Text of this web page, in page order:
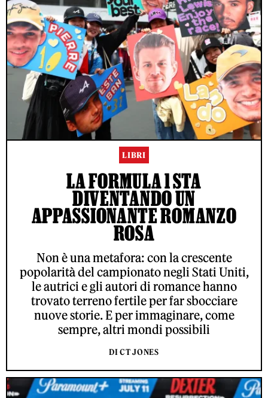
LIBRI
LA FORMULA 1 STA
DIVENTANDO UN
APPASSIONANTE ROMANZO
ROSA
Non è una metafora: con la crescente
popolarità del campionato negli Stati Uniti,
le autrici e gli autori di romance hanno
trovato terreno fertile per far sbocciare
nuove storie. E per immaginare, come
sempre, altri mondi possibili
DI CT JONES